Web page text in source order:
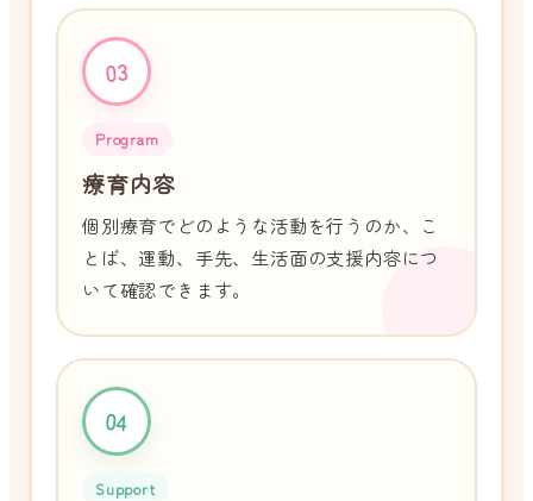
03
Program
療育内容
個別療育でどのような活動を行うのか、こ
とば、運動、手先、生活面の支援内容につ
いて確認できます。
04
Support